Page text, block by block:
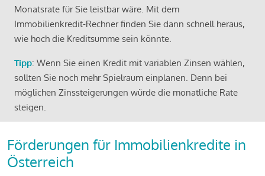
Monatsrate für Sie leistbar wäre. Mit dem
Immobilienkredit-Rechner finden Sie dann schnell heraus,
wie hoch die Kreditsumme sein könnte.
Tipp: Wenn Sie einen Kredit mit variablen Zinsen wählen,
sollten Sie noch mehr Spielraum einplanen. Denn bei
möglichen Zinssteigerungen würde die monatliche Rate
steigen.
Förderungen für Immobilienkredite in
Österreich